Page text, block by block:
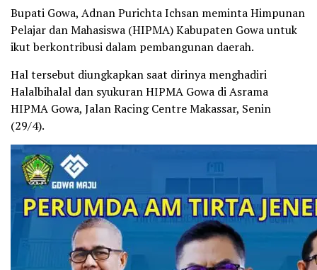
Bupati Gowa, Adnan Purichta Ichsan meminta Himpunan
Pelajar dan Mahasiswa (HIPMA) Kabupaten Gowa untuk
ikut berkontribusi dalam pembangunan daerah.
Hal tersebut diungkapkan saat dirinya menghadiri
Halalbihalal dan syukuran HIPMA Gowa di Asrama
HIPMA Gowa, Jalan Racing Centre Makassar, Senin
(29/4).